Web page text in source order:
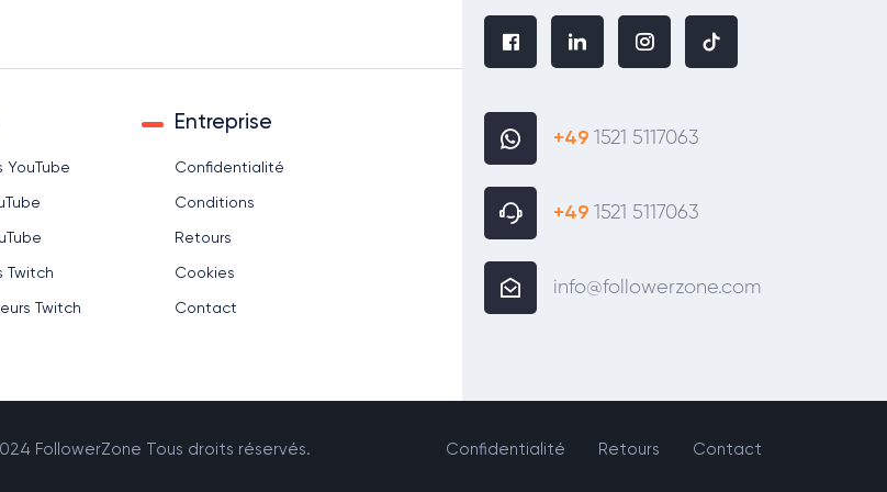
YouTube
Twitch
Twitch
Entreprise
Confidentialité
Conditions
Retours
Cookies
Contact
+49 1521 5117063
+49 1521 5117063
info@followerzone.com
FollowerZone Tous droits réservés. Confidentialité Retours Contact